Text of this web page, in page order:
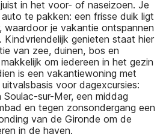
in het voor- of naseizoen. Je
te pakken: een frisse duik ligt
waardoor je vakantie ontspannen
genieten staat hier
van zee, duinen, bos en
om iedereen in het gezin
is een vakantiewoning met
voor dagexcursies:
sur-Mer, een middag
en tegen zonsondergang een
van de Gironde om de
in de haven.